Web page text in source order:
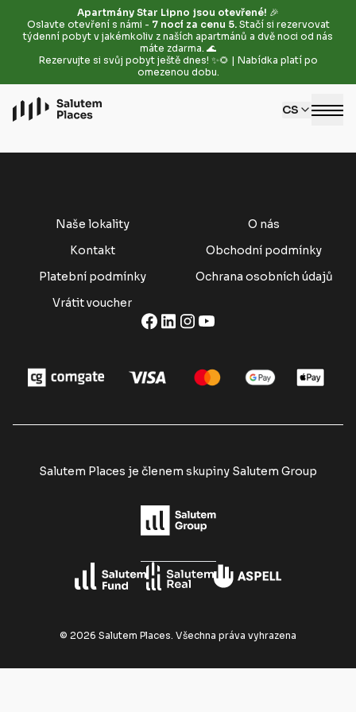
Apartmány Star Lipno jsou otevřené! 🎉
Oslavte otevření s námi - 7 nocí za cenu 5.Stačí si rezervovat
týdenní pobyt v jakémkoliv z naších apartmánů a dvě noci od nás
máte zdarma. 🌊
Rezervujte si svůj pobyt ještě dnes! ✨🌻 | Nabídka platí po
omezenou dobu.
CS
Naše lokality
O nás
Kontakt
Obchodní podmínky
Platební podmínky
Ochrana osobních údajů
Vrátit voucher
Salutem Places je členem skupiny Salutem Group
© 2026 Salutem Places. Všechna práva vyhrazena